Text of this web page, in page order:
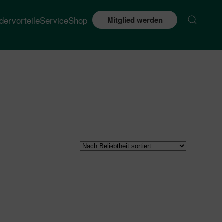
ServiceShop Mitglied werden